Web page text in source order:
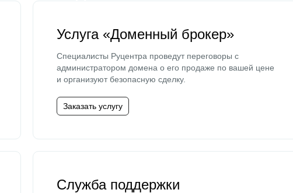
Услуга «Доменный брокер»
Специалисты Руцентра проведут переговоры с
администратором домена о его продаже по вашей цене
и организуют безопасную сделку.
Заказать услугу
Служба поддержки